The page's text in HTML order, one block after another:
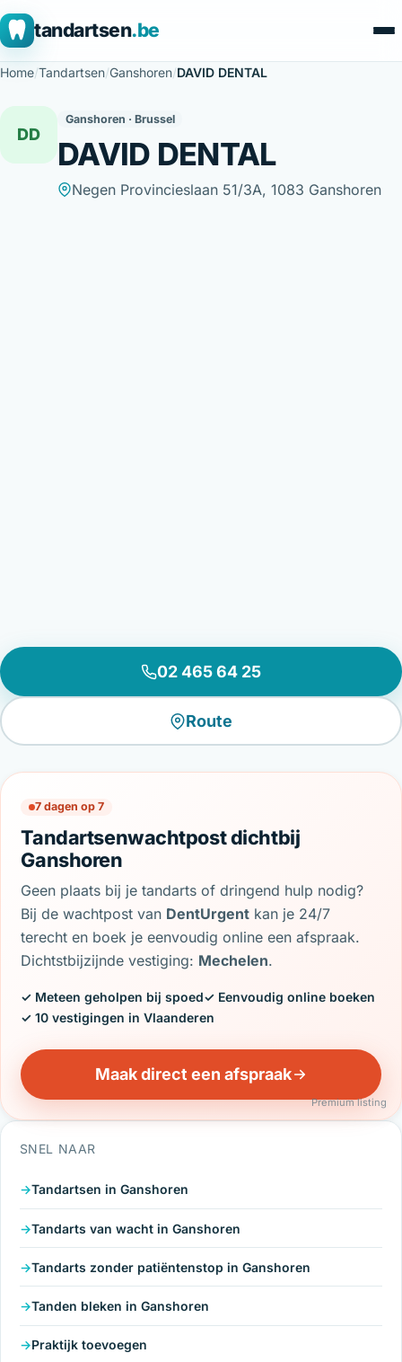
tandartsen.be
Home/Tandartsen/Ganshoren/DAVID DENTAL
DD
Ganshoren · Brussel
DAVID DENTAL
Negen Provincieslaan 51/3A, 1083 Ganshoren
02 465 64 25
Route
7 dagen op 7
Tandartsenwachtpost dichtbij
Ganshoren
Geen plaats bij je tandarts of dringend hulp nodig?
Bij de wachtpost van DentUrgent kan je 24/7
terecht en boek je eenvoudig online een afspraak.
Dichtstbijzijnde vestiging: Mechelen.
✓ Meteen geholpen bij spoed✓ Eenvoudig online boeken
✓ 10 vestigingen in Vlaanderen
Maak direct een afspraak
Premium listing
SNEL NAAR
Tandartsen in Ganshoren
Tandarts van wacht in Ganshoren
Tandarts zonder patiëntenstop in Ganshoren
Tanden bleken in Ganshoren
Praktijk toevoegen